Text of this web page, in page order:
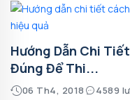
Hướng Dẫn Chi
Đúng Để Thi...
06 Th4, 2018 4589